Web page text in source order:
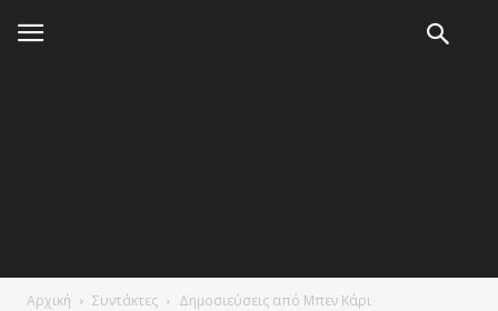
Αρχική Συντάκτες Δημοσιεύσεις από Μπεν Κάρι